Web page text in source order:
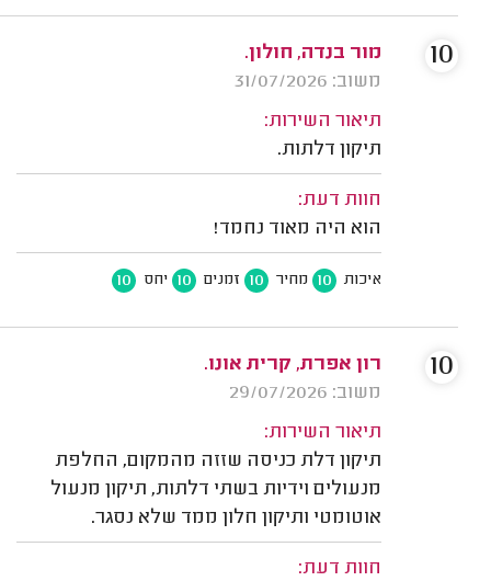
מור בנדה, חולון.
משוב: 31/07/2026
תיאור השירות:
תיקון דלתות.
חוות דעת:
הוא היה מאוד נחמד!
איכות 10 מחיר 10 זמנים 10 יחס 10
10
רון אפרת, קרית אונו.
משוב: 29/07/2026
תיאור השירות:
תיקון דלת כניסה שזזה מהמקום, החלפת
מנעולים וידיות בשתי דלתות, תיקון מנעול
אוטומטי ותיקון חלון ממד שלא נסגר.
חוות דעת:
10